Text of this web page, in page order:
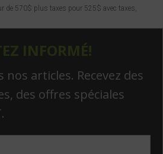
de 570$ plus taxes pour 525$ avec taxes,